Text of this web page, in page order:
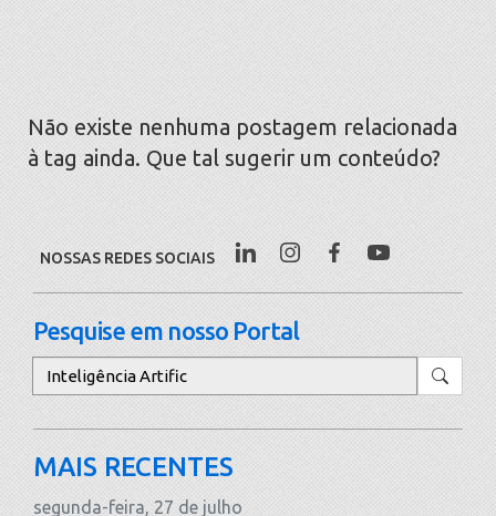
Não existe nenhuma postagem relacionada
à tag ainda. Que tal sugerir um conteúdo?
NOSSAS REDES SOCIAIS
Pesquise em nosso Portal
Pesquisar
MAIS RECENTES
segunda-feira, 27 de julho